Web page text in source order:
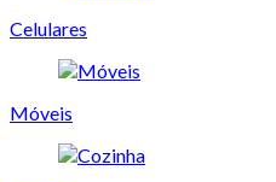
Celulares
Móveis